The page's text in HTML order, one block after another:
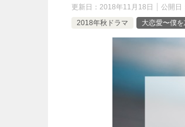
更新日： 2018年11月18日 公開日
2018年秋ドラマ
大恋愛〜僕